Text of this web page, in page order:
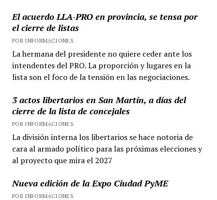
El acuerdo LLA-PRO en provincia, se tensa por
el cierre de listas
POR INFORMACIONES
La hermana del presidente no quiere ceder ante los
intendentes del PRO. La proporción y lugares en la
lista son el foco de la tensión en las negociaciones.
3 actos libertarios en San Martín, a días del
cierre de la lista de concejales
POR INFORMACIONES
La división interna los libertarios se hace notoria de
cara al armado político para las próximas elecciones y
al proyecto que mira el 2027
Nueva edición de la Expo Ciudad PyME
POR INFORMACIONES